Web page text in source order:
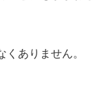
ありません。